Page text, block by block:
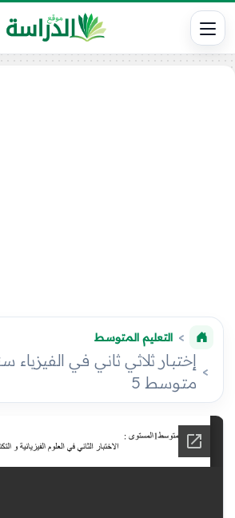
التعليم المتوسط
إختبار ثلاثي ثاني في الفيزياء
متوسط 5